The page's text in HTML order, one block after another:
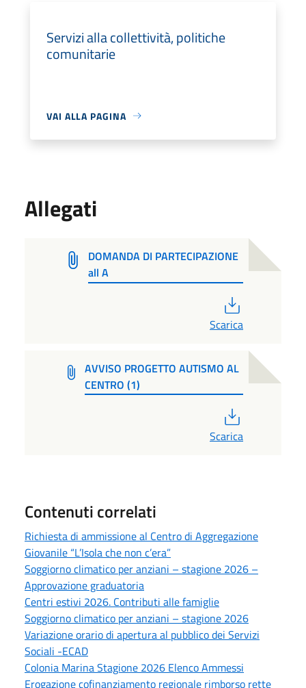
Servizi alla collettività, politiche
comunitarie
VAI ALLA PAGINA
Allegati
DOMANDA DI PARTECIPAZIONE
all A
Scarica
AVVISO PROGETTO AUTISMO AL
CENTRO (1)
Scarica
Contenuti correlati
Richiesta di ammissione al Centro di Aggregazione
Giovanile “L’Isola che non c’era”
Soggiorno climatico per anziani – stagione 2026 –
Approvazione graduatoria
Centri estivi 2026. Contributi alle famiglie
Soggiorno climatico per anziani – stagione 2026
Variazione orario di apertura al pubblico dei Servizi
Sociali -ECAD
Colonia Marina Stagione 2026 Elenco Ammessi
Erogazione cofinanziamento regionale rimborso rette